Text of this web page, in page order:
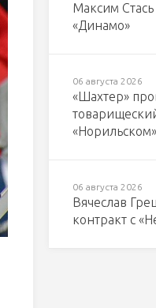
Максим
«Динамо»
06 августа 2026
«Шахтер»
06 августа 2026
Вячеслав
контракт с